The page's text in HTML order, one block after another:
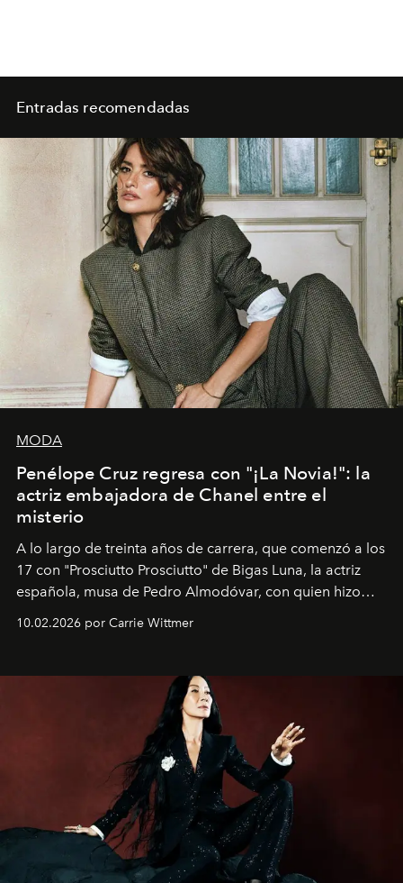
Entradas recomendadas
MODA
Penélope Cruz regresa con "¡La Novia!": la
actriz embajadora de Chanel entre el
misterio
A lo largo de treinta años de carrera, que comenzó a los
17 con "Prosciutto Prosciutto" de Bigas Luna, la actriz
española, musa de Pedro Almodóvar, con quien hizo
Barcelona", ha dividido su tiempo entre Europa y
dirigida por Maggie Gyllenhaal.
10.02.2026 por Carrie Wittmer